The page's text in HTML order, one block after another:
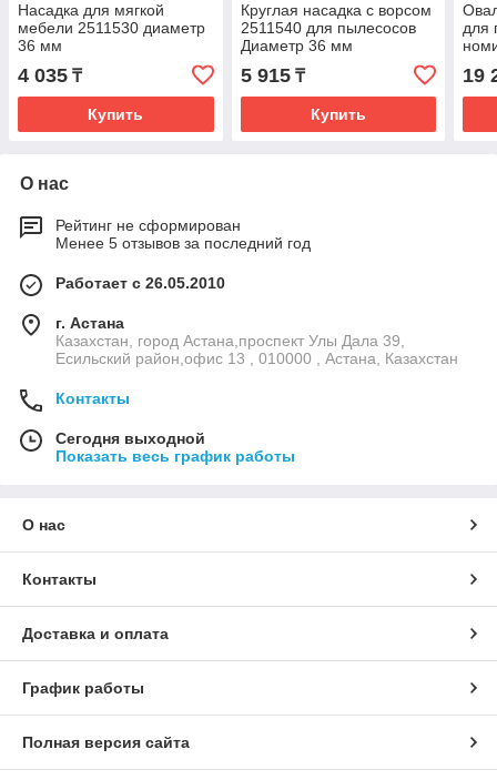
Насадка для мягкой
мебели 2511530 диаметр
36 мм
4 035 ₸
Купить
Круглая насадка с ворсом
2511540 для пылесосов
Диаметр 36 мм
5 915₸
Купить
для
19
О нас
Рейтинг не сформирован
Менее 5 отзывов за последний год
Работает с 26.05.2010
г. Астана
Казахстан, город Астана,проспект Улы Дала 39,
Есильский район,офис 13 , 010000 , Астана, Казахстан
Контакты
Сегодня выходной
Показать весь график работы
О нас
Контакты
Доставка и оплата
График работы
Полная версия сайта